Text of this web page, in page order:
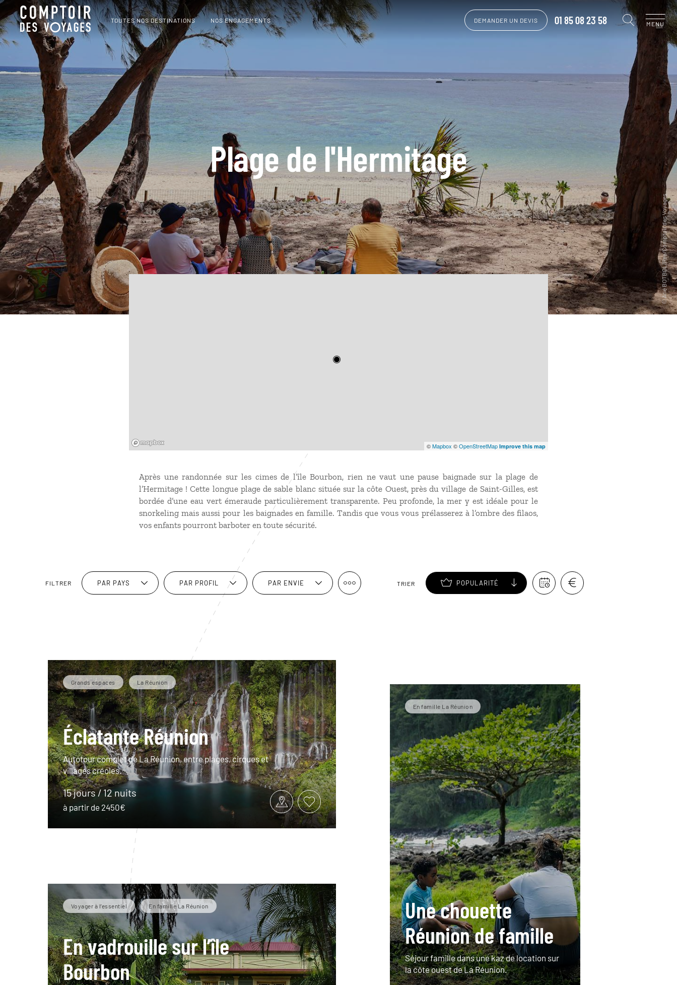
TOUTES NOS DESTINATIONS NOS ENGAGEMENTS DEMANDER UN DEVIS 01 85 08 23 58 MENU
Plage de l'Hermitage
©Mapbox ©OpenStreetMap Improve this map
Après une randonnée sur les cimes de l’île Bourbon, rien ne vaut une pause baignade sur la plage de
l’Hermitage ! Cette longue plage de sable blanc située sur la côte Ouest, près du village de Saint-Gilles, est
bordée d’une eau vert émeraude particulièrement transparente. Peu profonde, la mer y est idéale pour le
snorkeling mais aussi pour les baignades en famille. Tandis que vous vous prélasserez à l’ombre des filaos,
vos enfants pourront barboter en toute sécurité.
FILTRER PAR PAYS PAR PROFIL PAR ENVIE TRIER POPULARITÉ
Grands espaces La Réunion
Éclatante Réunion
Autotour complet de La Réunion, entre plages, cirques et
villages créoles.
15 jours / 12 nuits
à partir de 2450€
Voyager à l’essentiel En famille La Réunion
En vadrouille sur l’île
Bourbon
En famille La Réunion
Une chouette
Réunion de famille
Séjour famille dans une kaz de location sur
la côte ouest de La Réunion.